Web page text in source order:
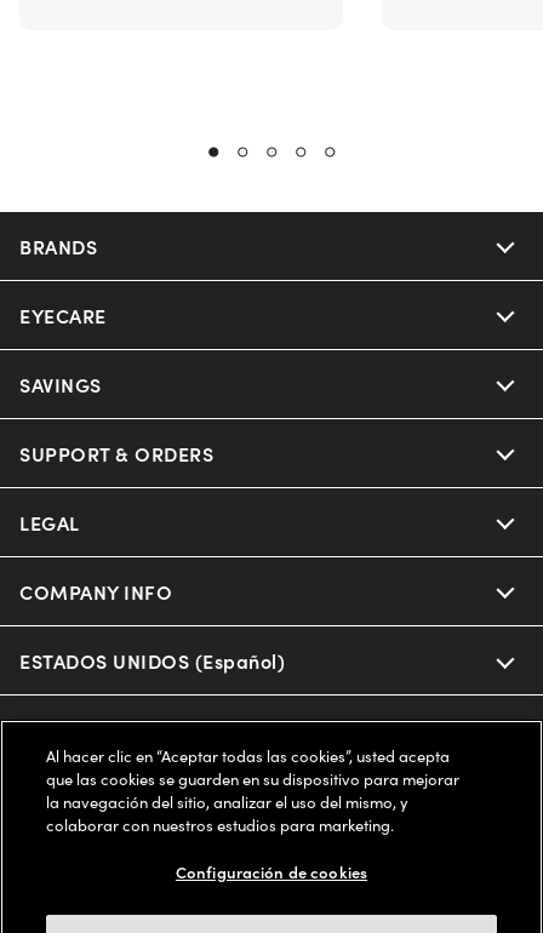
BRANDS
Nuance Audio
Ray-Ban
Miu Miu
Prada
Michael Kors
Coach
EYECARE
Our Eyeglasses
Our Sunglasses
Eyewear Trends
Our Lenses
Schedule an Eye Exam
SAVINGS
Offers & Discount
Insurance
AARP Members
SUPPORT & ORDERS
Help Center
Online Order Status
Frame Advisor
Style Guide
LEGAL
Privacy Policy
Terms of Use
Notice of Financial Incentive
Independent Doctor's Notice
COMPANY INFO
About us
Accessibility
Our Flagship Stores
Find a Store
ESTADOS UNIDOS (Español)
Buy now, pay later with Klarna*, Affirm or Cash App Afterpay.
Learn More
Al hacer clic en “Aceptar todas las cookies”, usted acepta
que las cookies se guarden en su dispositivo para mejorar
la navegación del sitio, analizar el uso del mismo, y
colaborar con nuestros estudios para marketing.
Configuración de cookies